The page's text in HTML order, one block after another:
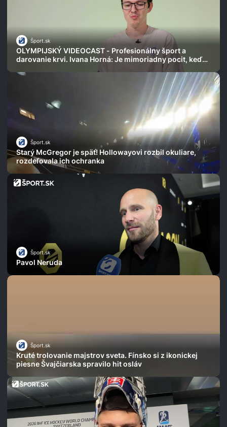
Šport.sk
OLYMPIJSKÝ VIDEOCAST - Profesionálny šport a
darovanie krvi. Ivana Horná: Je mimoriadny pocit, keď
Šport.sk
Starý McGregor je späť! Hollowayovi rozbil okuliare,
rozdeľovala ich ochranka
Šport.sk
Pavol Neruda
Šport.sk
Kruté trolovanie majstrov sveta. Fínsko si z ikonickej
piesne Švajčiarska spravilo hit osláv